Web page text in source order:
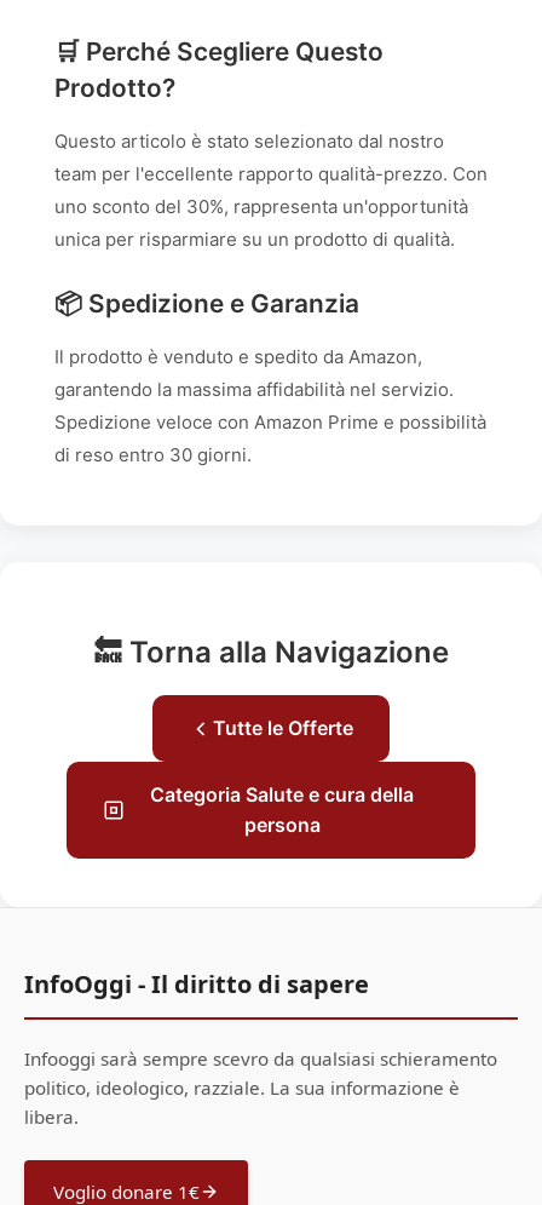
🛒 Perché Scegliere Questo
Prodotto?
Questo articolo è stato selezionato dal nostro
team per l'eccellente rapporto qualità-prezzo. Con
uno sconto del 30%, rappresenta un'opportunità
unica per risparmiare su un prodotto di qualità.
📦 Spedizione e Garanzia
Il prodotto è venduto e spedito da Amazon,
garantendo la massima affidabilità nel servizio.
Spedizione veloce con Amazon Prime e possibilità
di reso entro 30 giorni.
🔙 Torna alla Navigazione
Tutte le Offerte
Categoria Salute e cura della
persona
InfoOggi - Il diritto di sapere
Infooggi sarà sempre scevro da qualsiasi schieramento
politico, ideologico, razziale. La sua informazione è
libera.
Voglio donare 1€